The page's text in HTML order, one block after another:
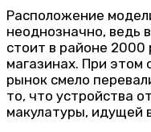
Расположение
неоднозначно, ведь
стоит в районе
магазинах. При этом
рынок смело
то, что устройства
макулатуры, идущей